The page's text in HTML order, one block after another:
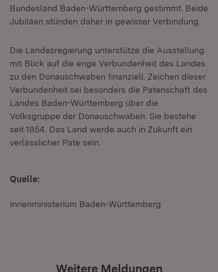
Bundesland Baden-Württemberg gestimmt. Beide
Jubiläen stünden daher in gewisser Verbindung.
Die Landesregierung unterstütze die Ausstellung
mit Blick auf die enge Verbundenheit des Landes
zu den Donauschwaben finanziell. Zeichen dieser
Verbundenheit sei besonders die Patenschaft des
Landes Baden-Württemberg über die
Volksgruppe der Donauschwaben. Sie bestehe
seit 1954. Das Land werde auch in Zukunft ein
verlässlicher Pate sein.
Quelle:
Innenministerium Baden-Württemberg
Weitere Meldungen